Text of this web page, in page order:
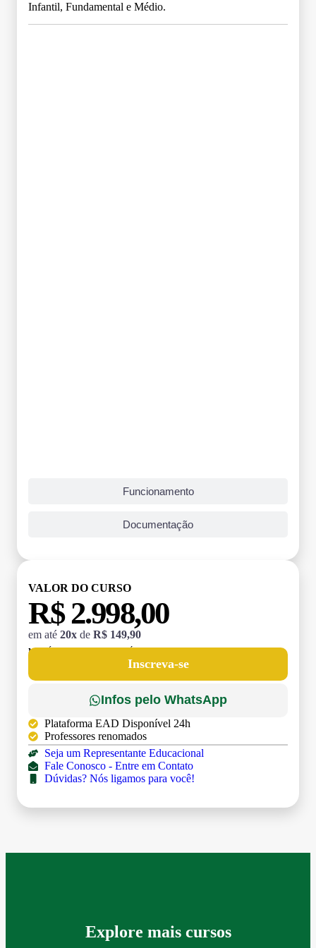
Infantil, Fundamental e Médio.
Funcionamento
Documentação
VALOR DO CURSO
R$ 2.998,00
em até 20x de R$ 149,90
MATRÍCULA:
Inscreva-se
Infos pelo WhatsApp
Plataforma EAD Disponível 24h
Professores renomados
Seja um Representante Educacional
Fale Conosco - Entre em Contato
Dúvidas? Nós ligamos para você!
Explore mais cursos